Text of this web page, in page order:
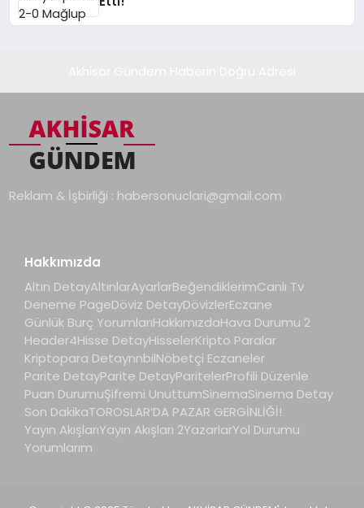
Reklam & İşbirliği : habersonuclari@gmail.com
Hakkımızda
Altın DetayAltınlarAyarlarBeğendiklerimCanlı Tv
Deneme PageDöviz DetayDövizlerEczane
Günlük Burç YorumlarıHakkımızdaHava Durumu 2
Header4Hisse DetayHisselerKripto Paralar
Kriptopara DetaynnbilNöbetçi Eczaneler
Parite DetayParite DetayParitelerProfili Düzenle
Puan DurumuŞifremi UnuttumSinemaSinema Detay
Son DakikaTOROSLAR’DA PAZAR GERGİNLİĞİ!
Yayın AkışlarıYayın Akışları 2YazarlarYol Durumu
Yorumlarım